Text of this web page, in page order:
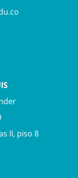
II, piso 8